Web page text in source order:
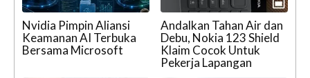
Nvidia Pimpin Aliansi
Keamanan AI Terbuka
Bersama Microsoft
Andalkan Tahan Air dan
Debu, Nokia 123 Shield
Klaim Cocok Untuk
Pekerja Lapangan